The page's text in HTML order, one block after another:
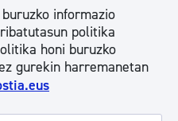
informazio
politika
honi buruzko
gurekin harremanetan